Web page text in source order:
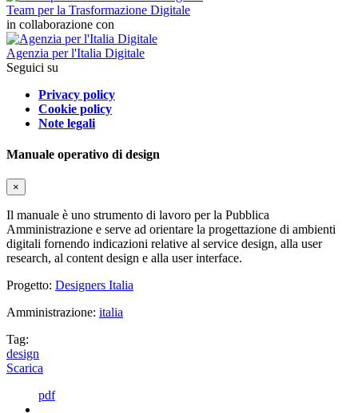
Team per la Trasformazione Digitale
in collaborazione con
Agenzia per l'Italia Digitale
Seguici su
Privacy policy
Cookie policy
Note legali
Manuale operativo di design
×
Il manuale è uno strumento di lavoro per la Pubblica
Amministrazione e serve ad orientare la progettazione di ambienti
digitali fornendo indicazioni relative al service design, alla user
research, al content design e alla user interface.
Progetto: Designers Italia
Amministrazione: italia
Tag:
design
Scarica
pdf